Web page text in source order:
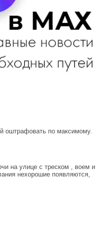
оштрафовать по максимому.
на улице с треском , воем и
нехорошие появляются,